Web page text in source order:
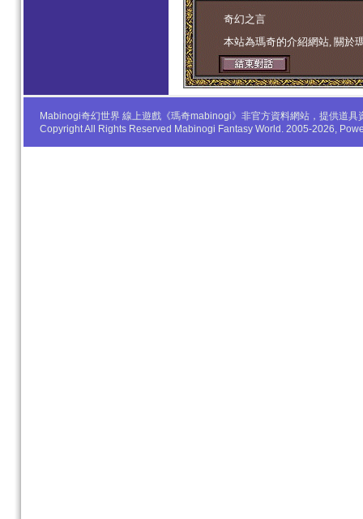
学生妹 奇幻之言
本站為瑪奇的介紹網站, 關於
Mabinogi奇幻世界 線上遊戲《瑪奇mabinogi》非官方資料網站，提供道
Copyright All Rights Reserved Mabinogi Fantasy World. 2005-2026,